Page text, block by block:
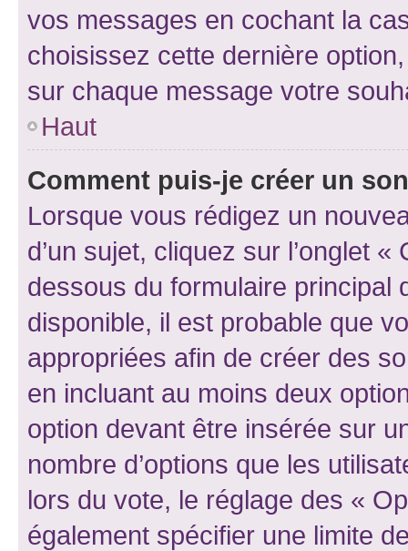
vos messages en cochant la
choisissez cette dernière
sur chaque message votre
Haut
Comment puis-je créer un
Lorsque vous rédigez un
d’un sujet, cliquez sur l’onglet
dessous du formulaire principal
disponible, il est probable que
appropriées afin de créer des
en incluant au moins deux
option devant être insérée sur
nombre d’options que les
lors du vote, le réglage des «
également spécifier une limite